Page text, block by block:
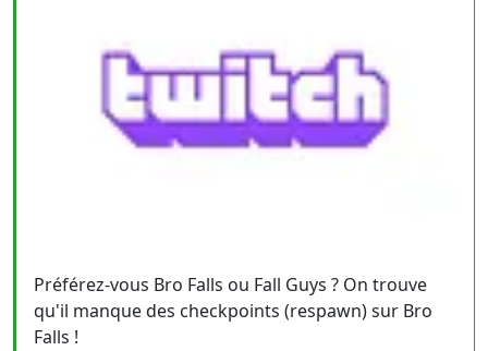
Préférez-vous Bro Falls ou Fall Guys ? On trouve
qu'il manque des checkpoints (respawn) sur Bro
Falls !